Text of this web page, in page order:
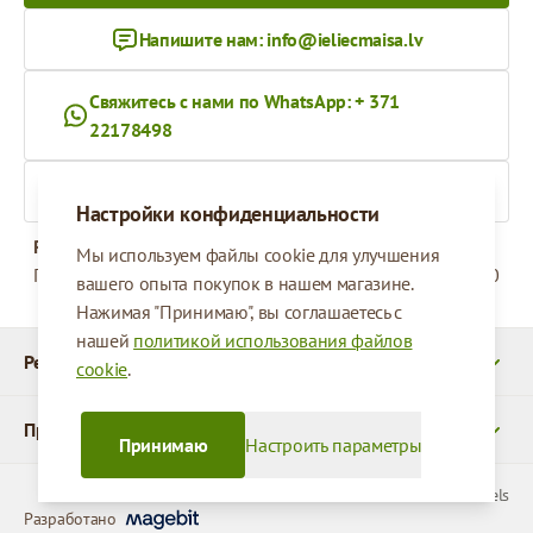
Настройки конфиденциальности
Мы используем файлы cookie для улучшения
вашего опыта покупок в нашем магазине.
Нажимая "Принимаю", вы соглашаетесь с
нашей политикой использования файлов
cookie.
Настроить параметры
Принимаю
Реквизиты
Продукты
Напишите нам: info@ieliecmaisa.lv
Свяжитесь с нами по WhatsApp: + 371
22178498
Рабочее время
Понедельник - Пятница
09:00 - 17:00
© 2026 SIA Parcels
Разработано